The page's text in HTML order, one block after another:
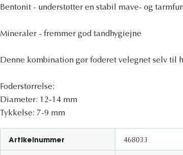
Bentonit - understøtter en stabil mave- og
Mineraler - fremmer god tandhygiejne
Denne kombination gør foderet velegnet selv til
Foderstørrelse:
Diameter: 12-14 mm
Tykkelse: 7-9 mm
Artikelnummer 468033